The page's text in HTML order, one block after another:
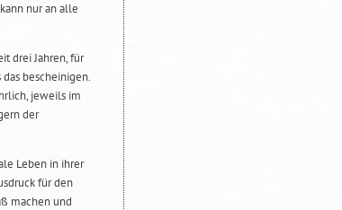
nur an alle
drei Jahren, für
bescheinigen.
jeweils im
der
Leben in ihrer
für den
machen und